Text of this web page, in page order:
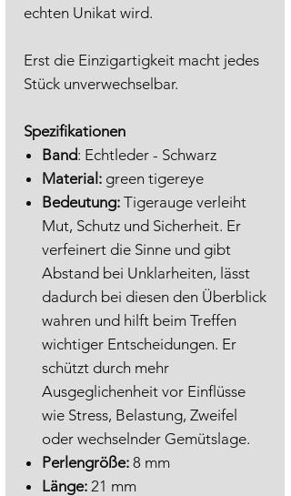
echten Unikat wird.
Erst die Einzigartigkeit macht jedes
Stück unverwechselbar.
Spezifikationen
Band: Echtleder - Schwarz
Material: green tigereye
Bedeutung: Tigerauge verleiht
Mut, Schutz und Sicherheit. Er
verfeinert die Sinne und gibt
Abstand bei Unklarheiten, lässt
dadurch bei diesen den Überblick
wahren und hilft beim Treffen
wichtiger Entscheidungen. Er
schützt durch mehr
Ausgeglichenheit vor Einflüsse
wie Stress, Belastung, Zweifel
oder wechselnder Gemütslage.
Perlengröße: 8 mm
Länge: 21 mm